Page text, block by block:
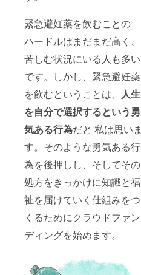
緊急避妊薬を飲むことの
ハードルはまだまだ高く、
苦しむ状況にいる人も多い
です。しかし、緊急避妊薬
を飲むということは、 人生
を自分で選択するという勇
気ある行為だと 私は思いま
す。そのような勇気ある行
為を後押しし、そしてその
処方をきっかけに知識と福
祉を届けていく仕組みをつ
くるためにクラウドファン
ディングを始めます。